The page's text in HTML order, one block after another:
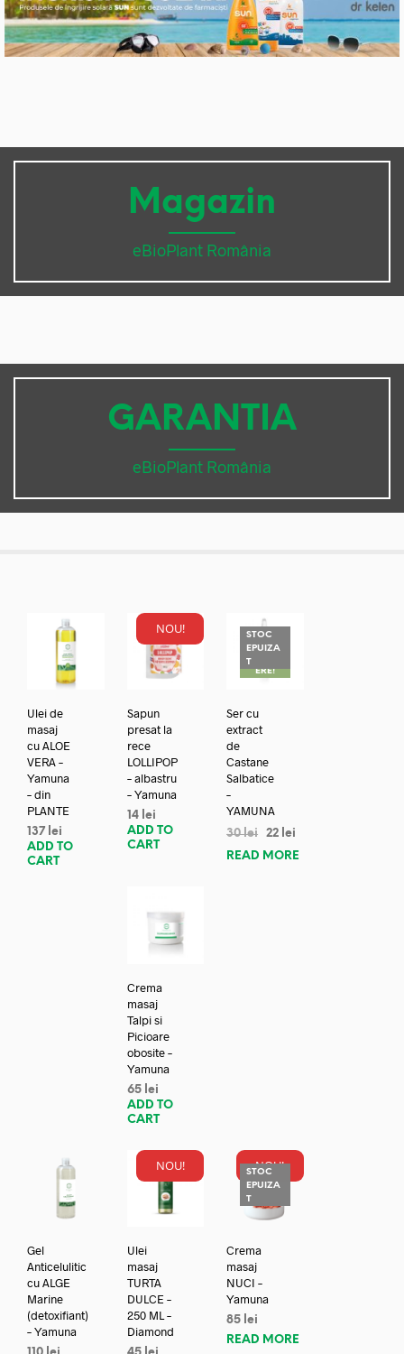
Magazin
eBioPlant România
GARANTIA
eBioPlant România
Ulei de
masaj
cu ALOE
VERA –
Yamuna
– din
PLANTE
137 lei
ADD TO
CART
NOU!
Sapun
presat la
rece
LOLLIPOP
– albastru
– Yamuna
14 lei
ADD TO
CART
STOC
EPUIZA
TREDUC
ERE!
Ser cu
extract
de
Castane
Salbatice
–
YAMUNA
30lei 22 lei
READ MORE
Crema
masaj
Talpi si
Picioare
obosite –
Yamuna
65 lei
ADD TO
CART
Gel
Anticelulitic
cu ALGE
Marine
(detoxifiant)
– Yamuna
NOU!
Ulei
masaj
TURTA
DULCE –
250 ML –
Diamond
NOU!
STOC
EPUIZA
T
Crema
masaj
NUCI –
Yamuna
85 lei
READ MORE